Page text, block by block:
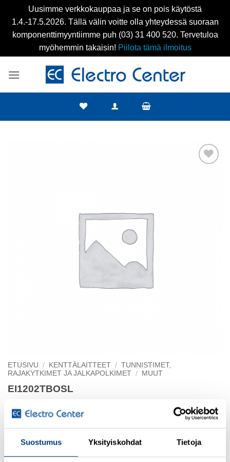
Suostumus Yksityiskohdat Tietoja
Uusimme verkkokauppaa ja se on pois käytöstä
1.4.-17.5.2026. Tällä välin voitte olla yhteydessä suoraan
komponenttimyyntiimme puh (03) 31 400 520. Tervetuloa
myöhemmin takaisin! Piilota tämä ilmoitus
ETUSIVU / KENTTÄLAITTEET / TUNNISTIMET,
RAJAKYTKIMET JA JALKAPOLKIMET / MUUT
EI1202TBOSL
Proximity switch